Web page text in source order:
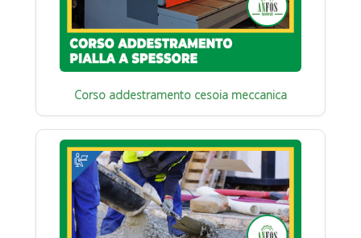
Corso addestramento cesoia meccanica